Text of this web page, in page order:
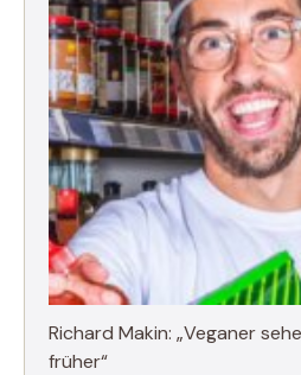
Richard Makin: „Veganer
früher“